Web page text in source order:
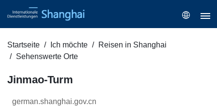
Startseite Ich möchte
Reisen in Shanghai
Sehenswerte Orte
Jinmao-Turm
german.shanghai.gov.cn